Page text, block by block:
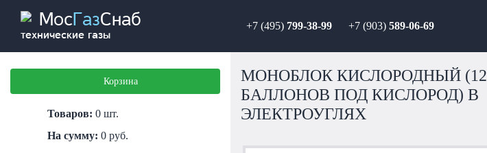
Мос ГазСнаб
технические газы
+7 (495) 799-38-99 +7 (903) 589-06-69
Корзина
Товаров: 0 шт.
На сумму: 0 руб.
МОНОБЛОК КИСЛОРОДНЫЙ (12
БАЛЛОНОВ ПОД КИСЛОРОД) В
ЭЛЕКТРОУГЛЯХ